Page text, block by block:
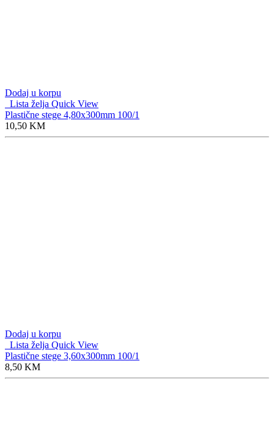
Dodaj u korpu
Lista želja Quick View
Plastične stege 4,80x300mm 100/1
10,50 KM
Dodaj u korpu
Lista želja Quick View
Plastične stege 3,60x300mm 100/1
8,50 KM